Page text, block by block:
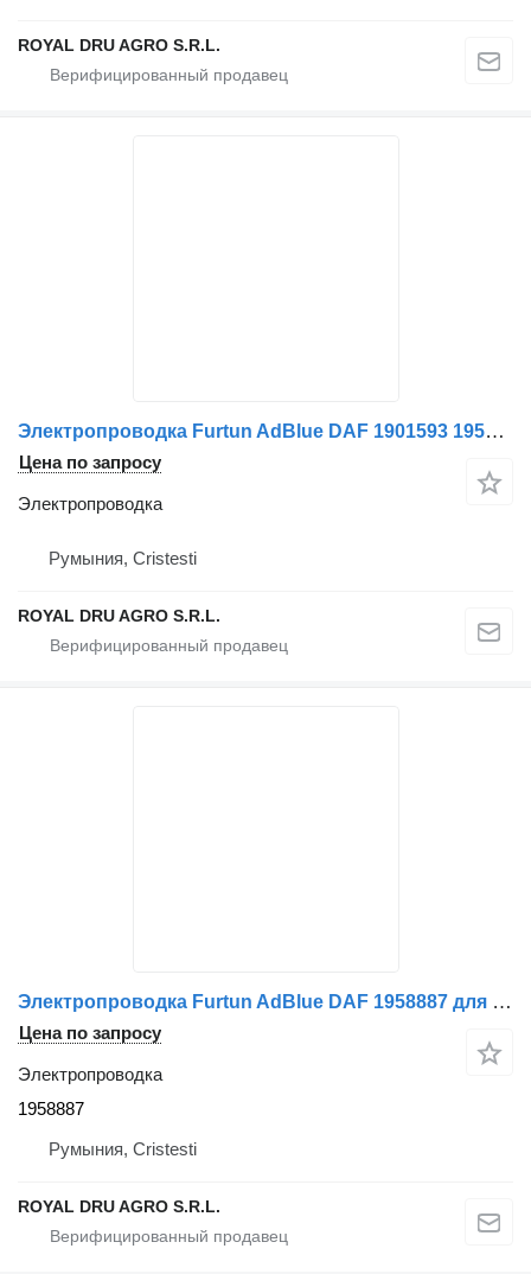
ROYAL DRU AGRO S.R.L.
Электропроводка Furtun AdBlue DAF 1901593 1958888 для грузовика
Цена по запросу
Электропроводка
Румыния, Cristesti
ROYAL DRU AGRO S.R.L.
Электропроводка Furtun AdBlue DAF 1958887 для грузовика
Цена по запросу
Электропроводка
1958887
Румыния, Cristesti
ROYAL DRU AGRO S.R.L.